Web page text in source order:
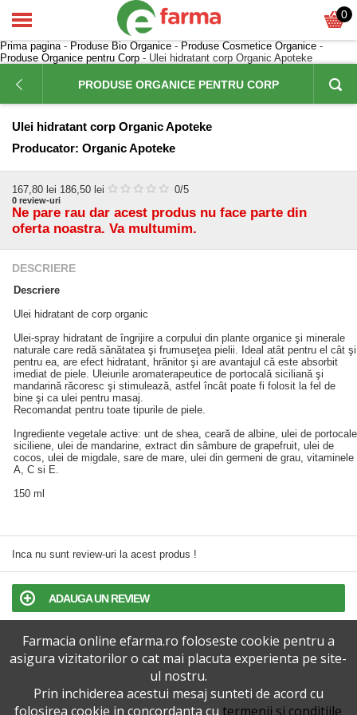
0
Prima pagina- Produse Bio Organice - Produse Cosmetice Organice -
Produse Organice pentru Corp - Ulei hidratant corp Organic Apoteke
PRODUSE ORGANICE PENTRU CORP
Ulei hidratant corp Organic Apoteke
Producator: Organic Apoteke
167,80 lei 186,50 lei 0/5
0 review-uri
Ne pare rau dar acest produs nu face parte din
oferta noastra. Va multumim.
DESCRIERE
Descriere
Ulei hidratant de corp organic
Ulei-spray hidratant de îngrijire a corpului din plante organice şi minerale
naturale care redă sănătatea şi frumuseţea pielii. Ideal atât pentru el cât şi
pentru ea, are efect hidratant, hrănitor şi are avantajul că este absorbit
imediat de piele. Uleiurile aromaterapeutice de portocală siciliană şi
mandarină răcoresc şi stimulează, astfel încât poate fi folosit la fel de
bine şi ca ulei pentru masaj.
Recomandat pentru toate tipurile de piele.
Ingrediente vegetale active: unt de shea, ceară de albine, ulei de portocale
siciliene, ulei de mandarine, extract din sâmbure de grapefruit, ulei de
cocos, ulei de migdale, sare de mare, ulei din germeni de grau, vitaminele
A, C si E.
150 ml
Inca nu sunt review-uri la acest produs !
ADAUGA UN REVIEW
TERMENI SI CONDITII
POLITICA DE CONFIDENTIALITATE
Farmacia online efarma.ro foloseste cookie pentru a
asigura vizitatorilor o cat mai placuta experienta pe site-
ul nostru.
Prin inchiderea acestui mesaj sunteti de acord cu
folosirea cookie in concordanta cu termenii si conditiile